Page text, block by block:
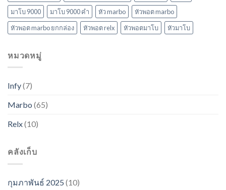
มาโบ 9000
มาโบ 9000 คํา หัว marbo
หัวพอต marbo
หัวพอต marbo ยกกล่อง
หัวพอต relx หัวพอตมาโบ หัวมาโบ
หมวดหมู่
Infy(7)
Marbo (65)
Relx(10)
คลังเก็บ
กุมภาพันธ์ 2025 (10)